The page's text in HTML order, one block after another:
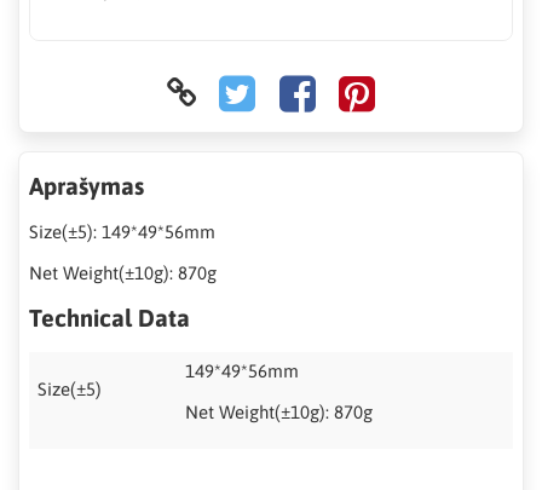
Aprašymas
Size(±5): 149*49*56mm
Net Weight(±10g): 870g
Technical Data
Size(±5)
149*49*56mm
Net Weight(±10g): 870g